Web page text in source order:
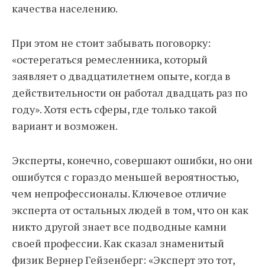
качества населению.
При этом не стоит забывать поговорку:
«остерегаться ремесленника, который
заявляет о двадцатилетнем опыте, когда в
действительности он работал двадцать раз по
году». Хотя есть сферы, где только такой
вариант и возможен.
Эксперты, конечно, совершают ошибки, но они
ошибутся с гораздо меньшей вероятностью,
чем непрофессионалы. Ключевое отличие
эксперта от остальных людей в том, что он как
никто другой знает все подводные камни
своей профессии. Как сказал знаменитый
физик Вернер Гейзенберг: «Эксперт это тот,